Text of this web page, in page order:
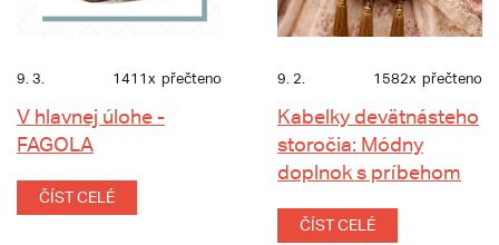
9. 3. 1411x přečteno
V hlavnej úlohe -
FAGOLA
ČÍST CELÉ
9. 2. 1582x přečteno
Kabelky devätnásteho
storočia: Módny
doplnok s príbehom
ČÍST CELÉ